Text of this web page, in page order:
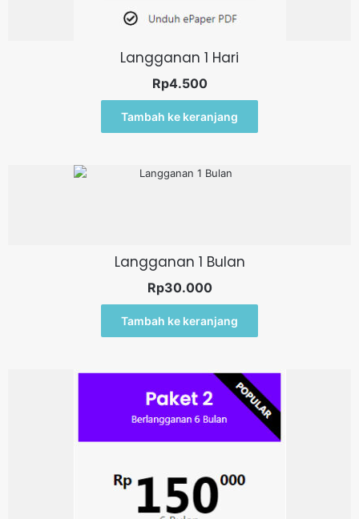
Langganan 1 Hari
Rp4.500
Tambah ke keranjang
Langganan 1 Bulan
Rp30.000
Tambah ke keranjang